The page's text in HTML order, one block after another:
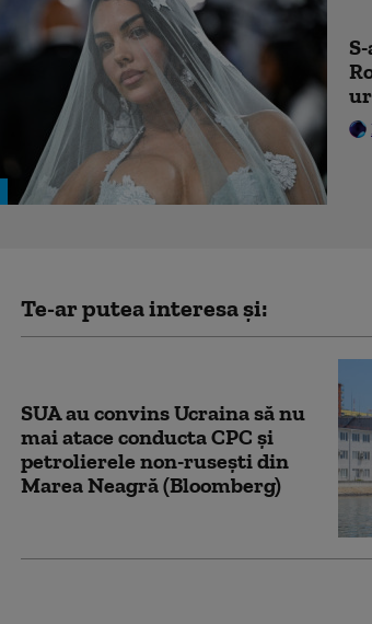
Te-ar putea interesa și:
SUA au convins Ucraina să nu
mai atace conducta CPC şi
petrolierele non-ruseşti din
Marea Neagră (Bloomberg)